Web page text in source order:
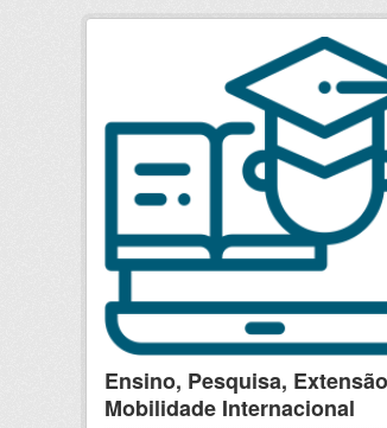
Ensino, Pesquisa,
Mobilidade Internacional